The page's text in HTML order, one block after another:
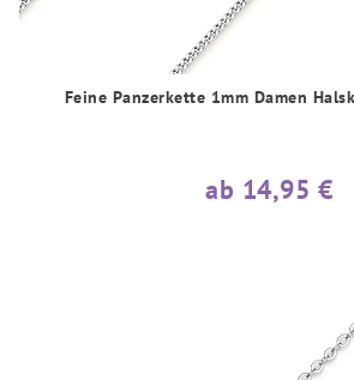
Feine Panzerkette 1mm Damen
ab 14,95 €